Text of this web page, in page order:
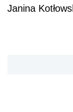
Janina